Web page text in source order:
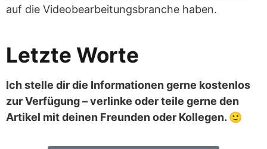
auf die Videobearbeitungsbranche haben.
Letzte Worte
Ich stelle dir die Informationen gerne kostenlos
zur Verfügung – verlinke oder teile gerne den
Artikel mit deinen Freunden oder Kollegen. 🙂